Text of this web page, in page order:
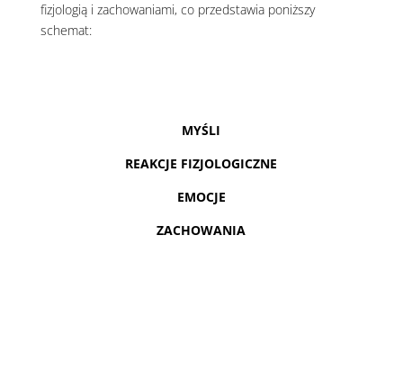
fizjologią i zachowaniami, co przedstawia poniższy
schemat:
MYŚLI
REAKCJE FIZJOLOGICZNE
EMOCJE
ZACHOWANIA